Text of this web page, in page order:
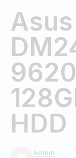
HDD
Admin